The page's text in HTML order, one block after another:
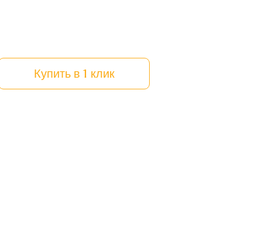
Купить в 1 клик